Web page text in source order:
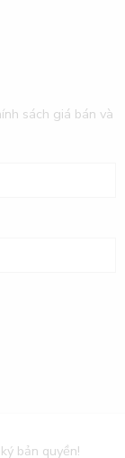
sách giá bán và
bản quyền!